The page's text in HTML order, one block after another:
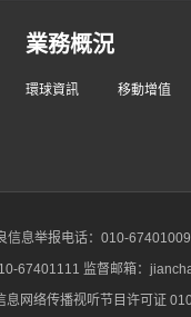
業務概況
環球資訊 移動增值
信息举报电话：010-
67401111 监督邮箱：
息网络传播视听节目许可证